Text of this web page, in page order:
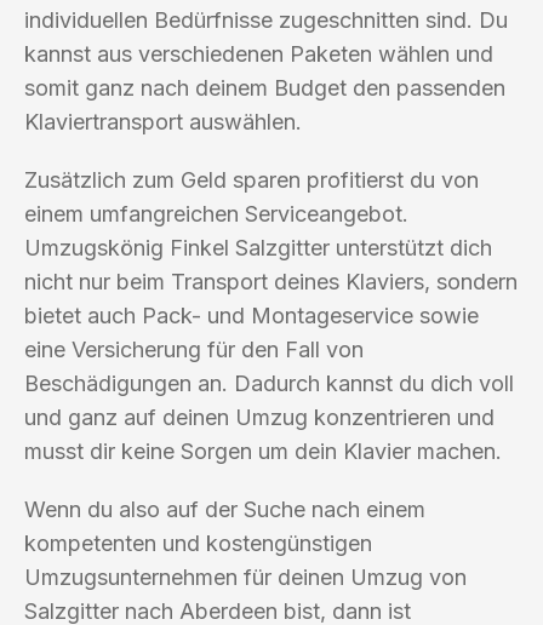
individuellen Bedürfnisse zugeschnitten sind. Du
kannst aus verschiedenen Paketen wählen und
somit ganz nach deinem Budget den passenden
Klaviertransport auswählen.
Zusätzlich zum Geld sparen profitierst du von
einem umfangreichen Serviceangebot.
Umzugskönig Finkel Salzgitter unterstützt dich
nicht nur beim Transport deines Klaviers, sondern
bietet auch Pack- und Montageservice sowie
eine Versicherung für den Fall von
Beschädigungen an. Dadurch kannst du dich voll
und ganz auf deinen Umzug konzentrieren und
musst dir keine Sorgen um dein Klavier machen.
Wenn du also auf der Suche nach einem
kompetenten und kostengünstigen
Umzugsunternehmen für deinen Umzug von
Salzgitter nach Aberdeen bist, dann ist